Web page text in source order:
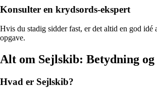
Konsulter en krydsords-ekspert
Hvis du stadig sidder fast, er det altid en god
opgave.
Alt om Sejlskib: Betydning
Hvad er Sejlskib?